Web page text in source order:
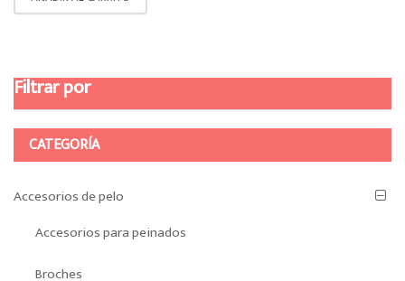
Filtrar por
CATEGORÍA
Accesorios de pelo
Accesorios para peinados
Broches